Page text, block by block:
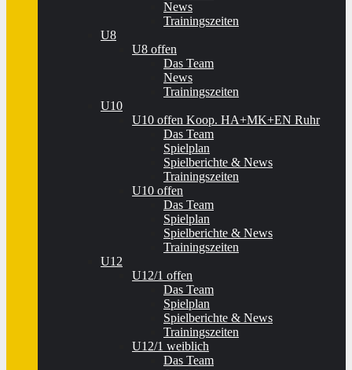
News
Trainingszeiten
U8
U8 offen
Das Team
News
Trainingszeiten
U10
U10 offen Koop. HA+MK+EN Ruhr
Das Team
Spielplan
Spielberichte & News
Trainingszeiten
U10 offen
Das Team
Spielplan
Spielberichte & News
Trainingszeiten
U12
U12/1 offen
Das Team
Spielplan
Spielberichte & News
Trainingszeiten
U12/1 weiblich
Das Team